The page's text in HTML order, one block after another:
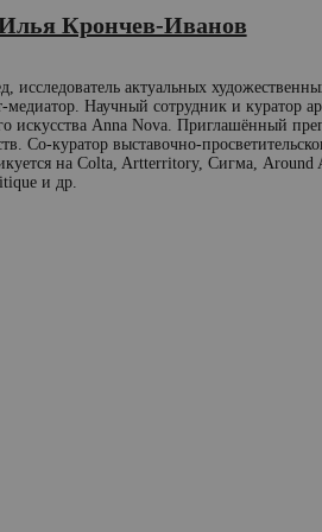
Крончев-Иванов
исследователь актуальных
медиатор. Научный сотрудник и куратор
искусства Anna Nova. Приглашённый
Со-куратор выставочно-
на Colta, Artterritory, Сигма,
и др.